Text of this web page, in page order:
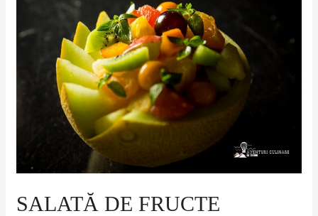
SALATĂ DE FRUCTE
fructe